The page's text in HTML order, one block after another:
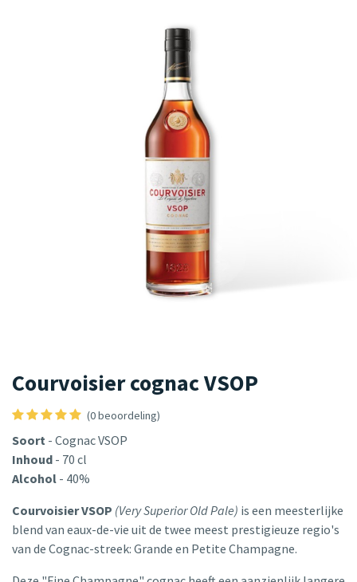
Courvoisier cognac VSOP
(0 beoordeling)
Soort - Cognac VSOP
Inhoud - 70 cl
Alcohol - 40%
Courvoisier VSOP (Very Superior Old Pale) is een meesterlijke
blend van eaux-de-vie uit de twee meest prestigieuze regio's
van de Cognac-streek: Grande en Petite Champagne.